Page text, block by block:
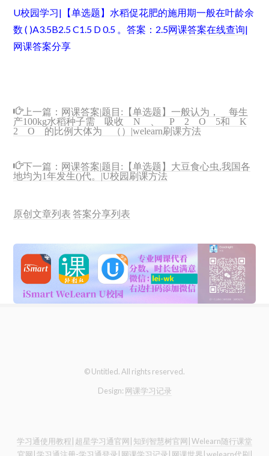
U校园学习|【单选题】水稻促花肥的施用期一般在叶龄余
数 ( )A3.5B2.5 C1.5 D 0.5 。答案：2.5网课答案在线查询|
网课答案分享
上一篇： 网课答案|题目:【单选题】一般认为， 每生
产100kg水稻种子需 吸收 N 、 P 2 O 5和 K
2 O 的比例大体为 （）|welearn刷课方法
下一篇： 网课答案|题目:【单选题】大豆食心虫,我国各
地均为1年发生()代。|U校园刷课方法
原创文章列表 答案分享列表
© Untitled. All rights reserved.
Design: 网课学习记录
学习通使用教程| 超星学习通官网| 知到智慧树官网| Welearn随行课堂
官网| 学习通注册-学习通登录| 网课学习记录| 网课世界| welearn代刷|